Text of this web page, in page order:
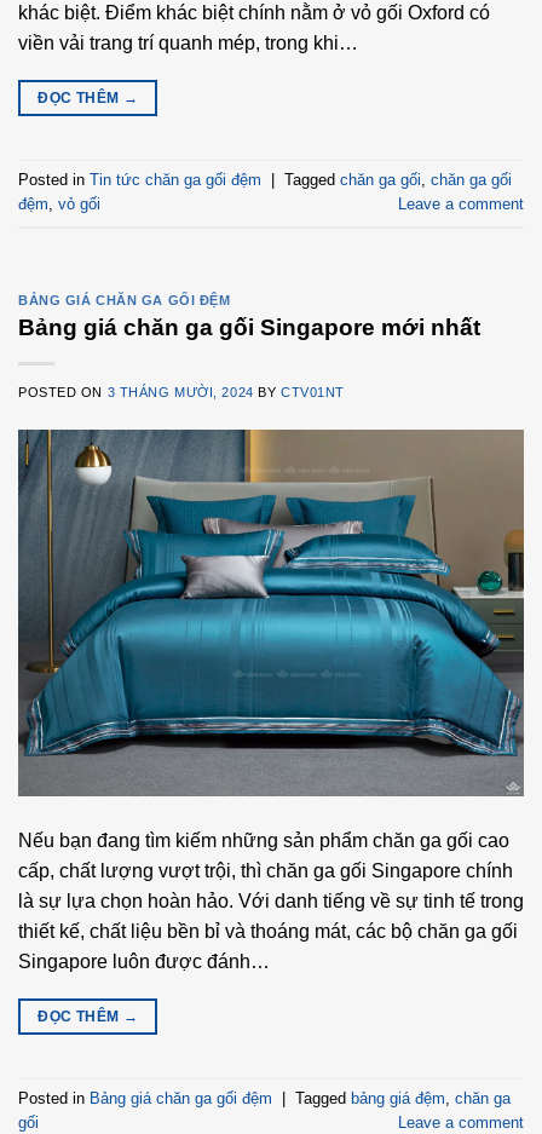
khác biệt. Điểm khác biệt chính nằm ở vỏ gối Oxford có
viền vải trang trí quanh mép, trong khi…
ĐỌC THÊM →
Posted in Tin tức chăn ga gối đệm Tagged chăn ga gối, chăn ga gối
đệm, vỏ gối Leave a comment
BẢNG GIÁ CHĂN GA GỐI ĐỆM
Bảng giá chăn ga gối Singapore mới nhất
POSTED ON 3 THÁNG MƯỜI, 2024 BY CTV01NT
Nếu bạn đang tìm kiếm những sản phẩm chăn ga gối cao
cấp, chất lượng vượt trội, thì chăn ga gối Singapore chính
là sự lựa chọn hoàn hảo. Với danh tiếng về sự tinh tế trong
thiết kế, chất liệu bền bỉ và thoáng mát, các bộ chăn ga gối
Singapore luôn được đánh…
ĐỌC THÊM →
Posted in Bảng giá chăn ga gối đệm Tagged bảng giá đệm, chăn ga
gối
Leave a comment